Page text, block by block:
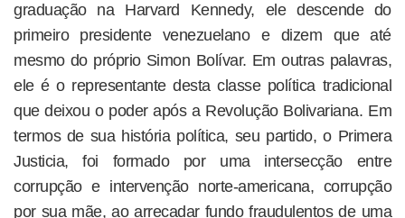
graduação na Harvard Kennedy, ele descende do
primeiro presidente venezuelano e dizem que até
mesmo do próprio Simon Bolívar. Em outras palavras,
ele é o representante desta classe política tradicional
que deixou o poder após a Revolução Bolivariana. Em
termos de sua história política, seu partido, o Primera
Justicia, foi formado por uma intersecção entre
corrupção e intervenção norte-americana, corrupção
por sua mãe, ao arrecadar fundo fraudulentos de uma